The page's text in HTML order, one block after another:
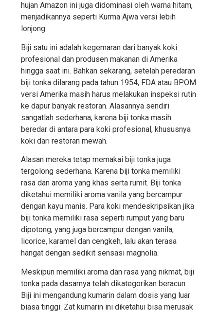
hujan Amazon ini juga didominasi oleh warna hitam,
menjadikannya seperti Kurma Ajwa versi lebih
lonjong.
Biji satu ini adalah kegemaran dari banyak koki
profesional dan produsen makanan di Amerika
hingga saat ini. Bahkan sekarang, setelah peredaran
biji tonka dilarang pada tahun 1954, FDA atau BPOM
versi Amerika masih harus melakukan inspeksi rutin
ke dapur banyak restoran. Alasannya sendiri
sangatlah sederhana, karena biji tonka masih
beredar di antara para koki profesional, khususnya
koki dari restoran mewah.
Alasan mereka tetap memakai biji tonka juga
tergolong sederhana. Karena biji tonka memiliki
rasa dan aroma yang khas serta rumit. Biji tonka
diketahui memiliki aroma vanila yang bercampur
dengan kayu manis. Para koki mendeskripsikan jika
biji tonka memiliki rasa seperti rumput yang baru
dipotong, yang juga bercampur dengan vanila,
licorice, karamel dan cengkeh, lalu akan terasa
hangat dengan sedikit sensasi magnolia.
Meskipun memiliki aroma dan rasa yang nikmat, biji
tonka pada dasarnya telah dikategorikan beracun.
Biji ini mengandung kumarin dalam dosis yang luar
biasa tinggi. Zat kumarin ini diketahui bisa merusak